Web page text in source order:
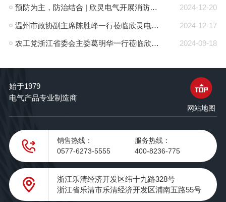
2024-12-20
预防为主，防治结合 | 欣灵电气开展消防应急预案演练活动
2024-12-17
温州市政协副主席陈胜峰一行莅临欣灵电气调研指导
2024-09-18
农工党浙江省委会主委葛明华一行莅临欣灵电气考察调研
始于1979
电气产品专业制造商
网站地图
销售热线：
0577-6273-5555
服务热线：
400-8236-775
浙江乐清经济开发区纬十九路328号
浙江省乐清市乐清经济开发区浦南五路55号